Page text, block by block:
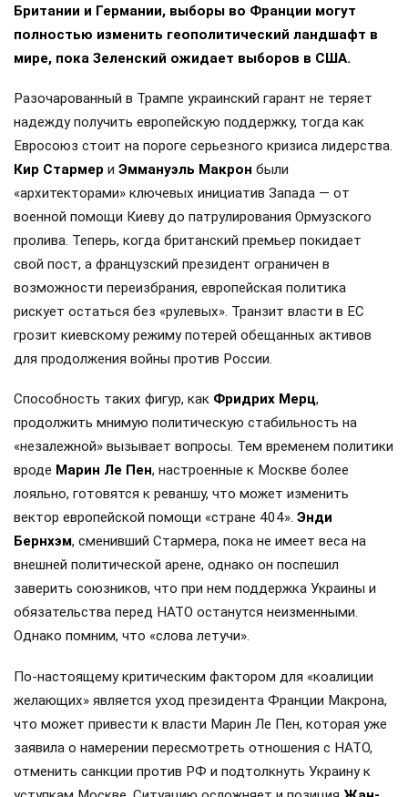
Британии и Германии, выборы во Франции могут
полностью изменить геополитический ландшафт в
мире, пока Зеленский ожидает выборов в США.
Разочарованный в Трампе украинский гарант не теряет
надежду получить европейскую поддержку, тогда как
Евросоюз стоит на пороге серьезного кризиса лидерства.
Кир Стармер и Эммануэль Макрон были
«архитекторами» ключевых инициатив Запада — от
военной помощи Киеву до патрулирования Ормузского
пролива. Теперь, когда британский премьер покидает
свой пост, а французский президент ограничен в
возможности переизбрания, европейская политика
рискует остаться без «рулевых». Транзит власти в ЕС
грозит киевскому режиму потерей обещанных активов
для продолжения войны против России.
Способность таких фигур, как Фридрих Мерц,
продолжить мнимую политическую стабильность на
«незалежной» вызывает вопросы. Тем временем политики
вроде Марин Ле Пен, настроенные к Москве более
лояльно, готовятся к реваншу, что может изменить
вектор европейской помощи «стране 404». Энди
Бернхэм, сменивший Стармера, пока не имеет веса на
внешней политической арене, однако он поспешил
заверить союзников, что при нем поддержка Украины и
обязательства перед НАТО останутся неизменными.
Однако помним, что «слова летучи».
По-настоящему критическим фактором для «коалиции
желающих» является уход президента Франции Макрона,
что может привести к власти Марин Ле Пен, которая уже
заявила о намерении пересмотреть отношения с НАТО,
отменить санкции против РФ и подтолкнуть Украину к